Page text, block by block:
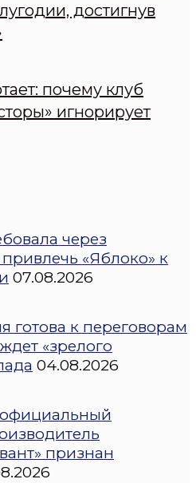
достигнув
почему клуб
игнорирует
через
«Яблоко» к
07.08.2026
к переговорам
«зрелого
04.08.2026
признан